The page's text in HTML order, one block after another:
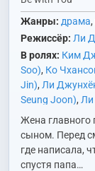
Жанры: драма,
Режиссёр: Ли
В ролях: Ким
Soo), Ко
Jin), Ли
Seung Joon), Ли
Joon)
Джонён (Seo
(Son Yeo Eun)
Жена главного
сыном. Перед
где написала,
спустя папа…